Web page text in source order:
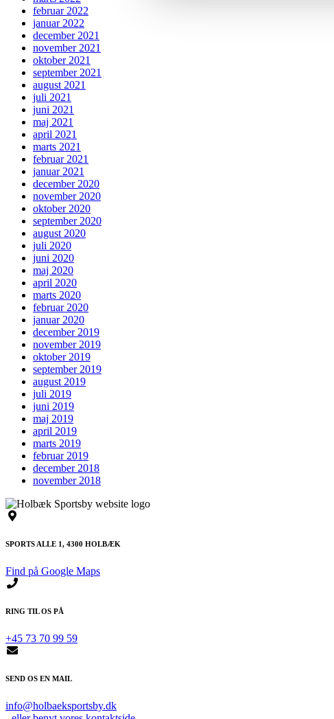
februar 2022
januar 2022
december 2021
november 2021
oktober 2021
september 2021
august 2021
juli 2021
juni 2021
maj 2021
april 2021
marts 2021
februar 2021
januar 2021
december 2020
november 2020
oktober 2020
september 2020
august 2020
juli 2020
juni 2020
maj 2020
april 2020
marts 2020
februar 2020
januar 2020
december 2019
november 2019
oktober 2019
september 2019
august 2019
juli 2019
juni 2019
maj 2019
april 2019
marts 2019
februar 2019
december 2018
november 2018
SPORTS ALLE 1, 4300 HOLBÆK
Find på Google Maps
RING TIL OS PÅ
+45 73 70 99 59
SEND OS EN MAIL
info@holbaeksportsby.dk